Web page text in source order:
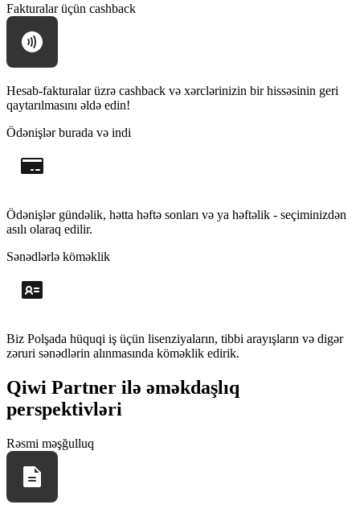
Fakturalar üçün cashback
Hesab-fakturalar üzrə cashback və xərclərinizin bir hissəsinin geri
qaytarılmasını əldə edin!
Ödənişlər burada və indi
Ödənişlər gündəlik, hətta həftə sonları və ya həftəlik - seçiminizdən
asılı olaraq edilir.
Sənədlərlə köməklik
Biz Polşada hüquqi iş üçün lisenziyaların, tibbi arayışların və digər
zəruri sənədlərin alınmasında köməklik edirik.
Qiwi Partner ilə əməkdaşlıq
perspektivləri
Rəsmi məşğulluq